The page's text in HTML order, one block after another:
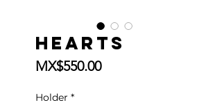
Hearts
MX$550.00Price
Holder *